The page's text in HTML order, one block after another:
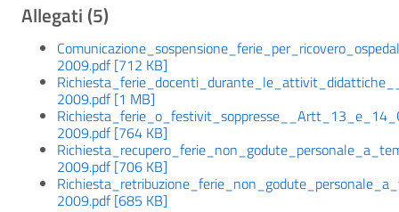
Allegati (5)
2009.pdf [712 KB]
2009.pdf [1 MB]
2009.pdf [764 KB]
2009.pdf [706 KB]
2009.pdf [685 KB]